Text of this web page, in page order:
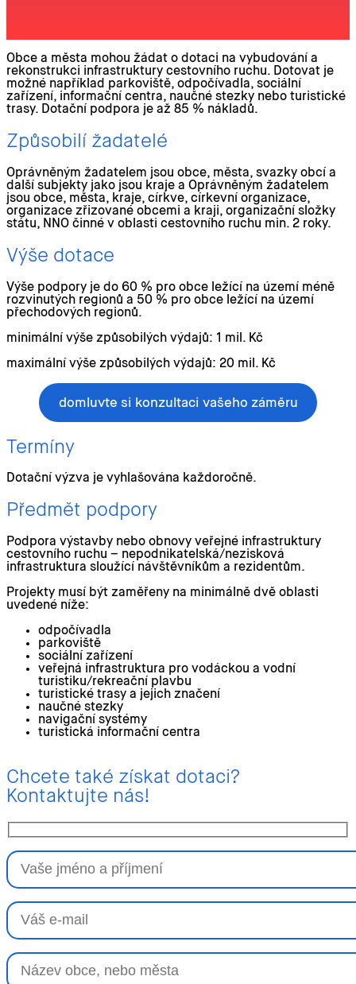
Obce a města mohou žádat o dotaci na vybudování a
rekonstrukci infrastruktury cestovního ruchu. Dotovat je
možné například parkoviště, odpočívadla, sociální
zařízení, informační centra, naučné stezky nebo turistické
trasy. Dotační podpora je až 85 % nákladů.
Způsobilí žadatelé
Oprávněným žadatelem jsou obce, města, svazky obcí a
další subjekty jako jsou kraje a Oprávněným žadatelem
jsou obce, města, kraje, církve, církevní organizace,
organizace zřizované obcemi a kraji, organizační složky
státu, NNO činné v oblasti cestovního ruchu min. 2 roky.
Výše dotace
Výše podpory je do 60 % pro obce ležící na území méně
rozvinutých regionů a 50 % pro obce ležící na území
přechodových regionů.
minimální výše způsobilých výdajů: 1 mil. Kč
maximální výše způsobilých výdajů: 20 mil. Kč
domluvte si konzultaci vašeho záměru
Termíny
Dotační výzva je vyhlašována každoročně.
Předmět podpory
Podpora výstavby nebo obnovy veřejné infrastruktury
cestovního ruchu – nepodnikatelská/nezisková
infrastruktura sloužící návštěvníkům a rezidentům.
Projekty musí být zaměřeny na minimálně dvě oblasti
uvedené níže:
odpočívadla
parkoviště
sociální zařízení
veřejná infrastruktura pro vodáckou a vodní
turistiku/rekreační plavbu
turistické trasy a jejich značení
naučné stezky
navigační systémy
turistická informační centra
Chcete také získat dotaci?
Kontaktujte nás!